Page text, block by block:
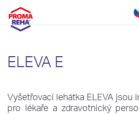
PEČOVATELSTVÍ
REFERENCE
ELEVA E
Vyšetřovací lehátka ELEVA jsou
pro lékaře a zdravotnický